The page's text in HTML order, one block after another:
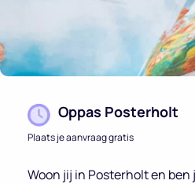
Oppas Posterholt
Plaats je aanvraag gratis
Woon jij in Posterholt en ben